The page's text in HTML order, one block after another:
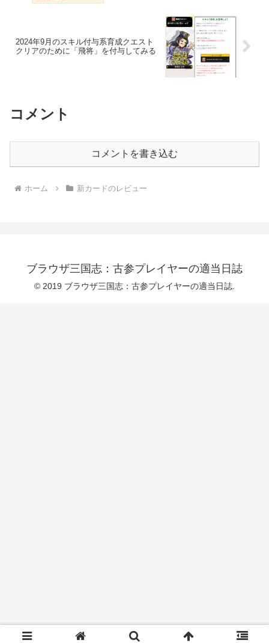
2024年9月のスキル付与系育成クエスト
クリアのために「飛将」を付与してみる
コメント
コメントを書き込む
ホーム 新カードのレビュー
ブラウザ三国志：古参プレイヤーの適当日誌
© 2019 ブラウザ三国志：古参プレイヤーの適当日誌.